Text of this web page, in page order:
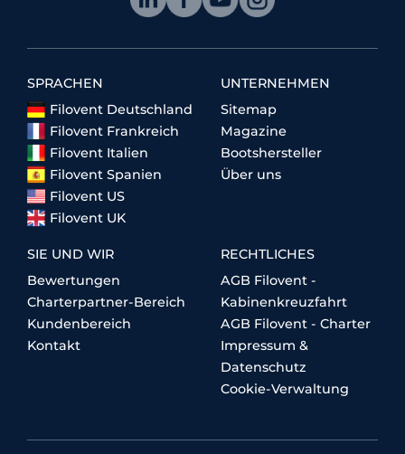
SPRACHEN
Filovent Deutschland
Filovent Frankreich
Filovent Italien
Filovent Spanien
Filovent US
Filovent UK
UNTERNEHMEN
Sitemap
Magazine
Bootshersteller
Über uns
SIE UND WIR
Bewertungen
Charterpartner-Bereich
Kundenbereich
Kontakt
RECHTLICHES
AGB Filovent -
Kabinenkreuzfahrt
AGB Filovent - Charter
Impressum &
Datenschutz
Cookie-Verwaltung